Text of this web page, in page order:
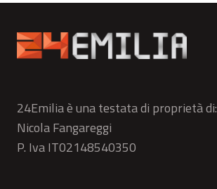
24Emilia è una testata di proprietà di:
Nicola Fangareggi
P. Iva IT02148540350